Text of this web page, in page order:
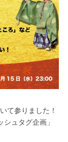
て参りました！
ュタグ企画」